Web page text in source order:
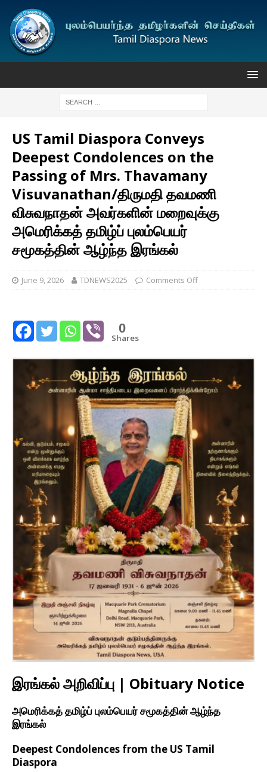
US Tamil Diaspora Conveys
Deepest Condolences on the
Passing of Mrs. Thavamany
Visuvanathan/திருமதி தவமணி
விசுவநாதன் அவர்களின் மறைவுக்கு
அமெரிக்கத் தமிழ்ப் புலம்பெயர்
சமூகத்தின் ஆழ்ந்த இரங்கல்
June 9, 2026 TDNEWS2025 Comments Off
0
Shares
இரங்கல் அறிவிப்பு | Obituary Notice
அமெரிக்கத் தமிழ்ப் புலம்பெயர் சமூகத்தின் ஆழ்ந்த
இரங்கல்
Deepest Condolences from the US Tamil
Diaspora